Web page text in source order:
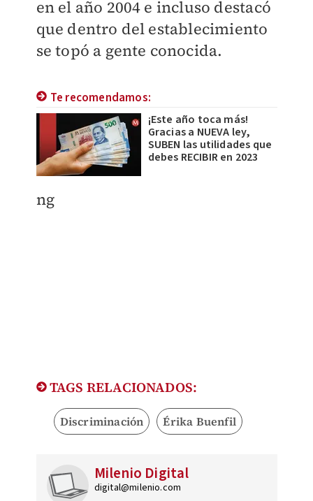
en el año 2004 e incluso destacó
que dentro del establecimiento
se topó a gente conocida.
Te recomendamos:
¡Este año toca más!
Gracias a NUEVA ley,
SUBEN las utilidades que
debes RECIBIR en 2023
ng
TAGS RELACIONADOS:
Discriminación Érika Buenfil
Milenio Digital
digital@milenio.com